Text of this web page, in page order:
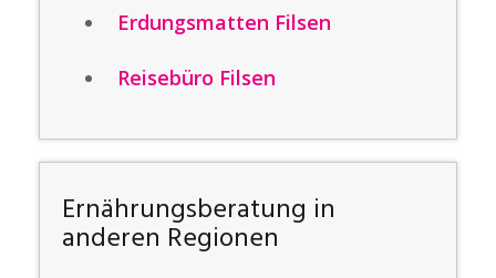
Erdungsmatten Filsen
Reisebüro Filsen
Ernährungsberatung in
anderen Regionen